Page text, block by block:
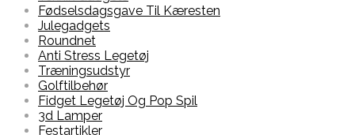
Fødselsdagsgave Til Kæresten
Julegadgets
Roundnet
Anti Stress Legetøj
Træningsudstyr
Golftilbehør
Fidget Legetøj Og Pop Spil
3d Lamper
Festartikler